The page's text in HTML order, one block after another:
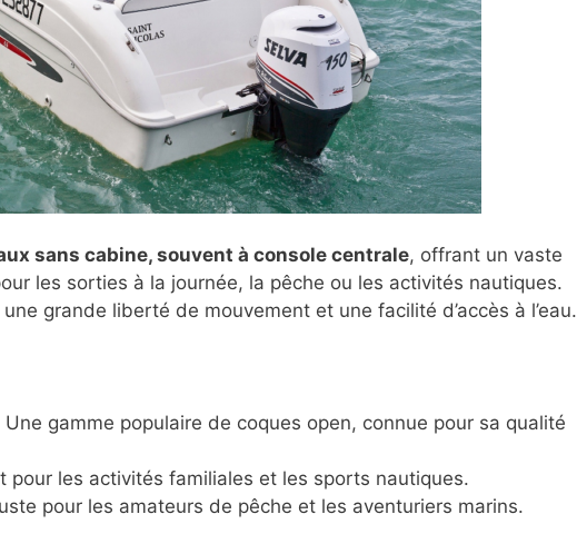
sans cabine, souvent à console centrale, offrant un vaste
les sorties à la journée, la pêche ou les activités nautiques.
grande liberté de mouvement et une facilité d’accès à l’eau.
Une gamme populaire de coques open, connue pour sa qualité
pour les activités familiales et les sports nautiques.
pour les amateurs de pêche et les aventuriers marins.